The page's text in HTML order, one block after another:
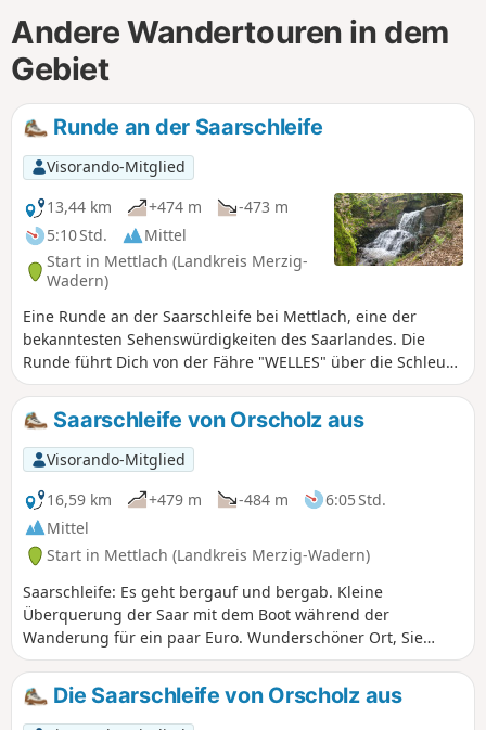
Andere Wandertouren in dem
Gebiet
Runde an der Saarschleife
Visorando-Mitglied
13,44 km
+474 m
-473 m
5:10 Std.
Mittel
Start in Mettlach (Landkreis Merzig-
Wadern)
Eine Runde an der Saarschleife bei Mettlach, eine der
bekanntesten Sehenswürdigkeiten des Saarlandes. Die
Runde führt Dich von der Fähre "WELLES" über die Schleuse
Mettlach hoch zum Baumwipfelpfad und in einem Bogen
wieder zurück zu Deinem Ausgangspunkt.
Saarschleife von Orscholz aus
Visorando-Mitglied
16,59 km
+479 m -484 m
6:05 Std.
Mittel
Start in Mettlach (Landkreis Merzig-Wadern)
Saarschleife: Es geht bergauf und bergab. Kleine
Überquerung der Saar mit dem Boot während der
Wanderung für ein paar Euro. Wunderschöner Ort, Sie
können sich in einer Bar am Wasser erfrischen und dann
weitergehen. Wirklich sehr schön.
Die Saarschleife von Orscholz aus